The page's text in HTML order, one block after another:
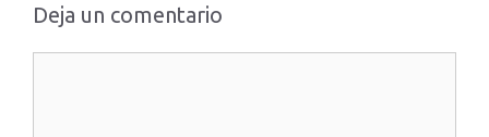
Deja un comentario